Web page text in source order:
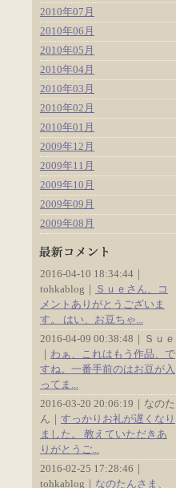
2010年07月
2010年06月
2010年05月
2010年04月
2010年03月
2010年02月
2010年01月
2009年12月
2009年11月
2009年10月
2009年09月
2009年08月
2016-04-10 18:34:44｜
tohkablog｜
Ｓｕｅさん、コ
メントありがとうございま
す。 はい、お豆ちゃ...
2016-04-09 00:38:48｜Ｓｕｅ
わぁ、これはもう作品、で
すね。一番手前のはお豆が入
ってま...
2016-03-20 20:06:19｜なのた
ん｜ すっかりお礼が遅くなり
ました。 教えていただきあ
りがとうご...
2016-02-25 17:28:46｜
tohkablog｜ なのたんさま、